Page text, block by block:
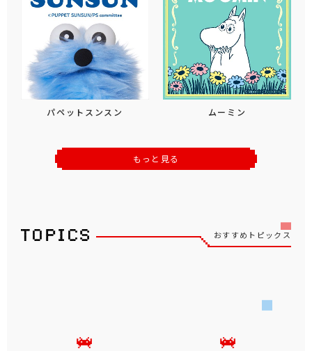
パペットスンスン ムーミン
もっと見る
おすすめトピックス